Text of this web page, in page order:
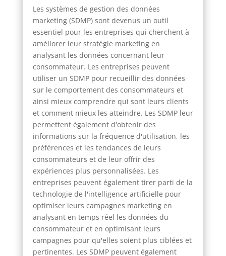
Les systèmes de gestion des données
marketing (SDMP) sont devenus un outil
essentiel pour les entreprises qui cherchent à
améliorer leur stratégie marketing en
analysant les données concernant leur
consommateur. Les entreprises peuvent
utiliser un SDMP pour recueillir des données
sur le comportement des consommateurs et
ainsi mieux comprendre qui sont leurs clients
et comment mieux les atteindre. Les SDMP leur
permettent également d'obtenir des
informations sur la fréquence d'utilisation, les
préférences et les tendances de leurs
consommateurs et de leur offrir des
expériences plus personnalisées. Les
entreprises peuvent également tirer parti de la
technologie de l'intelligence artificielle pour
optimiser leurs campagnes marketing en
analysant en temps réel les données du
consommateur et en optimisant leurs
campagnes pour qu'elles soient plus ciblées et
pertinentes. Les SDMP peuvent également